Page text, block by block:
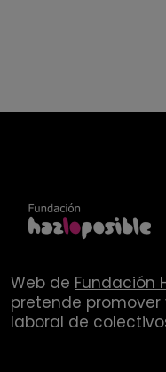
Web de Fundación
pretende
laboral de